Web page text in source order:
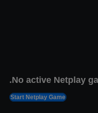
No active Netplay
Start Netplay Game